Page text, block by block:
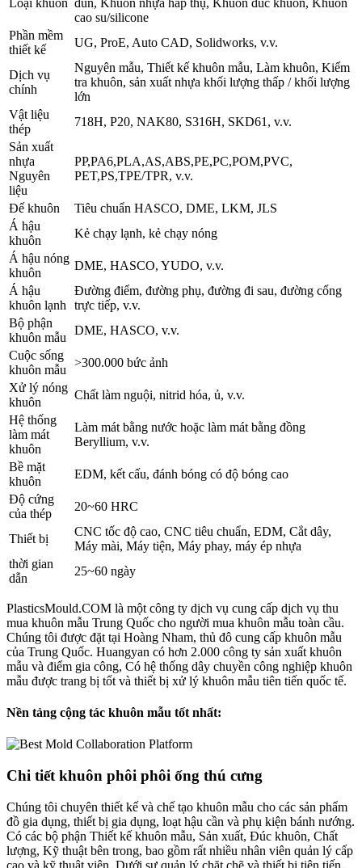
cao su/silicone
Phần mềm
thiết kế
UG, ProE, Auto CAD, Solidworks, v.v.
Dịch vụ
chính
Nguyên mẫu, Thiết kế khuôn mẫu, Làm khuôn, Kiểm
tra khuôn, sản xuất nhựa khối lượng thấp / khối lượng
lớn
Vật liệu
thép
718H, P20, NAK80, S316H, SKD61, v.v.
Sản xuất
nhựa
Nguyên
liệu
PP,PA6,PLA,AS,ABS,PE,PC,POM,PVC,
PET,PS,TPE/TPR, v.v.
Đế khuôn
Tiêu chuẩn HASCO, DME, LKM, JLS
Á hậu
khuôn
Kẻ chạy lạnh, kẻ chạy nóng
Á hậu nóng
khuôn
DME, HASCO, YUDO, v.v.
Á hậu
khuôn lạnh
Đường điểm, đường phụ, đường đi sau, đường cổng
trực tiếp, v.v.
Bộ phận
khuôn mẫu
DME, HASCO, v.v.
Cuộc sống
khuôn mẫu
>300.000 bức ảnh
Xử lý nóng
khuôn
Chất làm nguội, nitrid hóa, ủ, v.v.
Hệ thống
làm mát
khuôn
Làm mát bằng nước hoặc làm mát bằng đồng
Beryllium, v.v.
Bề mặt
khuôn
EDM, kết cấu, đánh bóng có độ bóng cao
Độ cứng
của thép
20~60 HRC
Thiết bị
CNC tốc độ cao, CNC tiêu chuẩn, EDM, Cắt dây,
Máy mài, Máy tiện, Máy phay, máy ép nhựa
thời gian
dẫn
25~60 ngày
PlasticsMould.COM là một công ty dịch vụ cung cấp dịch vụ thu
mua khuôn mẫu Trung Quốc cho người mua khuôn mẫu toàn cầu.
Chúng tôi được đặt tại Hoàng Nham, thủ đô cung cấp khuôn mẫu
của Trung Quốc. Huangyan có hơn 2.000 công ty sản xuất khuôn
mẫu và điểm gia công, Có hệ thống dây chuyền công nghiệp khuôn
mẫu được trang bị tốt và thiết bị xử lý khuôn mẫu tiên tiến quốc tế.
Nền tảng cộng tác khuôn mẫu tốt nhất:
Chi tiết khuôn phôi phôi ống thú cưng
Chúng tôi chuyên thiết kế và chế tạo khuôn mẫu cho các sản phẩm
đồ gia dụng, thiết bị gia dụng, loạt hậu cần và phụ kiện bánh nướng.
Có các bộ phận Thiết kế khuôn mẫu, Sản xuất, Đúc khuôn, Chất
lượng, Kỹ thuật bên trong, bao gồm rất nhiều nhân viên quản lý cấp
cao và kỹ thuật viên. Dưới sự quản lý chặt chẽ và thiết bị tiên tiến,